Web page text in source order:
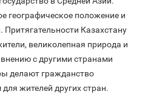
географическое положение и
Казахстану
великолепная природа и
с другими странами
делают гражданство
жителей других стран.